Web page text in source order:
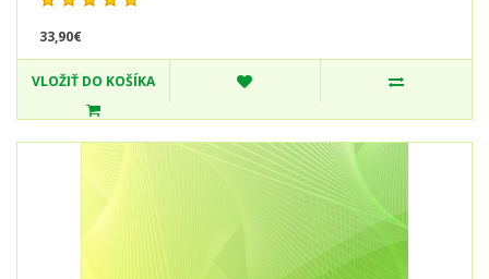
33,90€
VLOŽIŤ DO KOŠÍKA